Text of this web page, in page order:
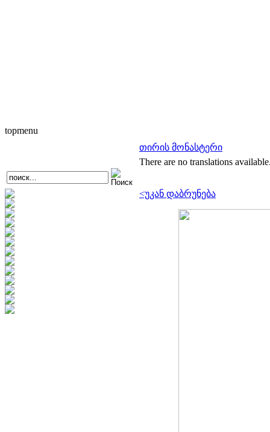
topmenu
თირის მონასტერი
There are no translations
<უკან დაბრუნება